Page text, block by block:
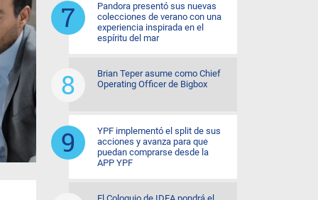
Pandora presentó sus nuevas
colecciones de verano con una
experiencia inspirada en el
espíritu del mar
Brian Teper asume como Chief
Operating Officer de Bigbox
YPF implementó el split de sus
acciones y avanza para que
puedan comprarse desde la
APP YPF